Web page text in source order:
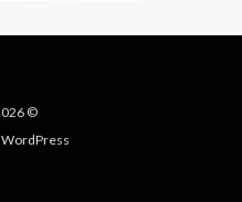
© Copyright 2026 –
WordPress